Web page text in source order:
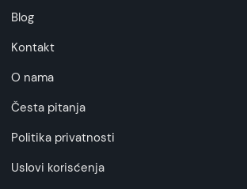
Blog
Kontakt
O nama
Česta pitanja
Politika privatnosti
Uslovi korisćenja